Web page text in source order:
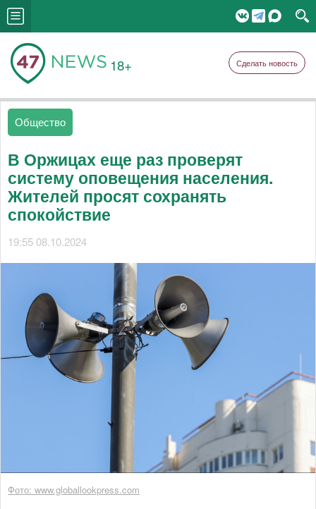
18+ Сделать новость
Общество
В Оржицах еще раз проверят
систему оповещения населения.
Жителей просят сохранять
спокойствие
19:55 08.10.2024
Фото: www.globallookpress.com